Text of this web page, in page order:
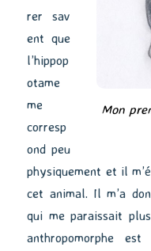
Mon
rer sav
ent que
l’hippop
otame
me
corresp
ond peu
physiquement et il
cet animal. Il m’a
qui me paraissait
anthropomorphe